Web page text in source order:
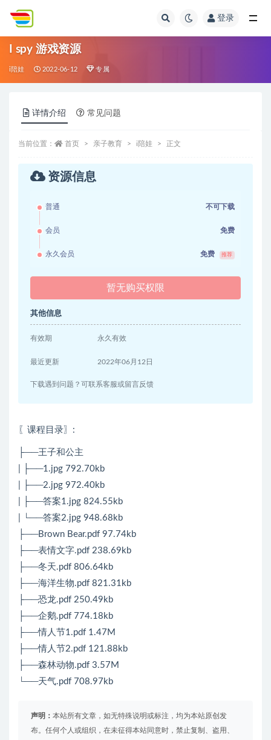
登录
I spy 游戏资源
i陪娃 2022-06-12 专属
详情介绍 常见问题
当前位置： 首页 亲子教育 i陪娃 正文
资源信息
普通 不可下载
会员 免费
永久会员 免费 推荐
暂无购买权限
其他信息
有效期 永久有效
最近更新 2022年06月12日
下载遇到问题？可联系客服或留言反馈
〖课程目录〗:
├──王子和公主
| ├──1.jpg 792.70kb
| ├──2.jpg 972.40kb
| ├──答案1.jpg 824.55kb
| └──答案2.jpg 948.68kb
├──Brown Bear.pdf 97.74kb
├──表情文字.pdf 238.69kb
├──冬天.pdf 806.64kb
├──海洋生物.pdf 821.31kb
├──恐龙.pdf 250.49kb
├──企鹅.pdf 774.18kb
├──情人节1.pdf 1.47M
├──情人节2.pdf 121.88kb
├──森林动物.pdf 3.57M
└──天气.pdf 708.97kb
声明： 本站所有文章，如无特殊说明或标注，均为本站原创发
布。任何个人或组织，在未征得本站同意时，禁止复制、盗用、